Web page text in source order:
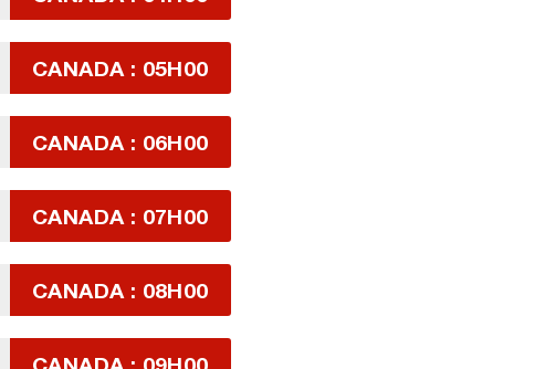
CANADA : 05H00
CANADA : 06H00
CANADA : 07H00
CANADA : 08H00